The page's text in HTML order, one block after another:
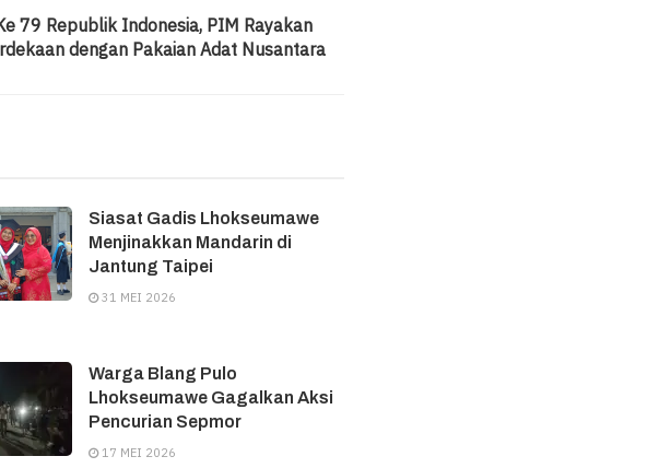
79 Republik Indonesia, PIM Rayakan
dengan Pakaian Adat Nusantara
Siasat Gadis Lhokseumawe
Menjinakkan Mandarin di
Jantung Taipei
31 MEI 2026
Warga Blang Pulo
Lhokseumawe Gagalkan Aksi
Pencurian Sepmor
17 MEI 2026